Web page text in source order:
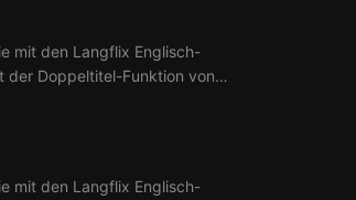
mit den Langflix Englisch-
der Doppeltitel-Funktion von
mit den Langflix Englisch-